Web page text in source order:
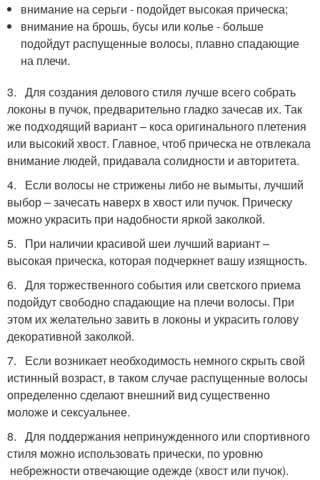
внимание на серьги - подойдет высокая прическа;
внимание на брошь, бусы или колье - больше
подойдут распущенные волосы, плавно спадающие
на плечи.
3. Для создания делового стиля лучше всего собрать
локоны в пучок, предварительно гладко зачесав их. Так
же подходящий вариант – коса оригинального плетения
или высокий хвост. Главное, чтоб прическа не отвлекала
внимание людей, придавала солидности и авторитета.
4. Если волосы не стрижены либо не вымыты, лучший
выбор – зачесать наверх в хвост или пучок. Прическу
можно украсить при надобности яркой заколкой.
5. При наличии красивой шеи лучший вариант –
высокая прическа, которая подчеркнет вашу изящность.
6. Для торжественного события или светского приема
подойдут свободно спадающие на плечи волосы. При
этом их желательно завить в локоны и украсить голову
декоративной заколкой.
7. Если возникает необходимость немного скрыть свой
истинный возраст, в таком случае распущенные волосы
определенно сделают внешний вид существенно
моложе и сексуальнее.
8. Для поддержания непринужденного или спортивного
стиля можно использовать прически, по уровню
небрежности отвечающие одежде (хвост или пучок).